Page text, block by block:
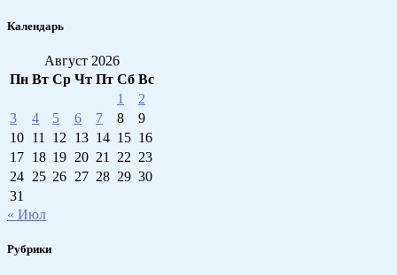
Календарь
Август 2026
Пн Вт Ср Чт Пт Сб Вс
1
2
3
4 5 6 7 8
9
10 11 12 13 14 15 16
17 18 19 20 21 22 23
24 25 26 27 28 29 30
31
« Июл
Рубрики